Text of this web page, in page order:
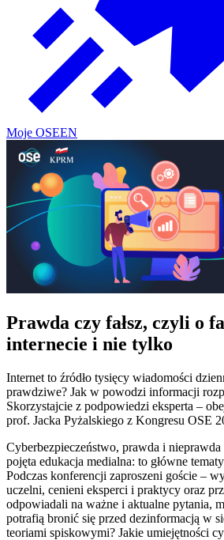
Moje OSEEN
Prawda czy fałsz, czyli o
internecie i nie tylko
Internet to źródło tysięcy wiadomości
prawdziwe? Jak w powodzi informacji
Skorzystajcie z podpowiedzi eksperta –
prof. Jacka Pyżalskiego z Kongresu OSE
Cyberbezpieczeństwo, prawda i
pojęta edukacja medialna: to główne
Podczas konferencji zaproszeni goście –
uczelni, cenieni eksperci i praktycy oraz
odpowiadali na ważne i aktualne pytania,
potrafią bronić się przed dezinformacją w
teoriami spiskowymi? Jakie umiejętności